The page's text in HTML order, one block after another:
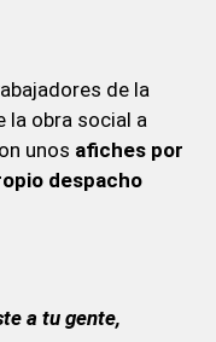
de la
la obra social a
unos afiches por
despacho
a tu gente,